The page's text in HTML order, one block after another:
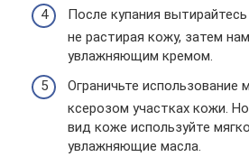
После купания
не растирая кожу, затем
увлажняющим кремом.
Ограничьте
ксерозом участках кожи.
вид коже используйте
увлажняющие масла.